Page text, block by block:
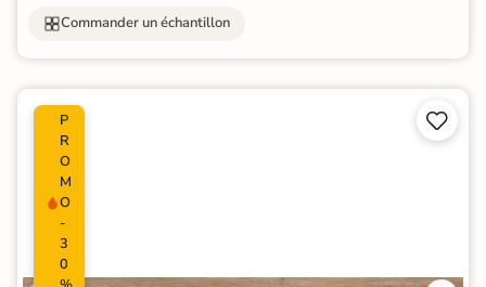
Commander un échantillon
P
R
O
M
O
-
3
0

